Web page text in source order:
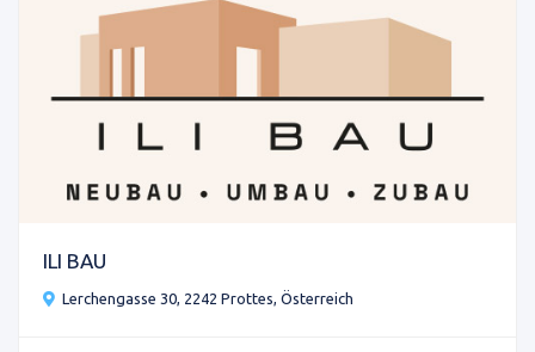
ILI BAU
Lerchengasse 30, 2242 Prottes, Österreich